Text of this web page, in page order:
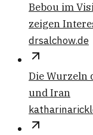
Bebou im
zeigen
drsalchow.de
Die Wurzeln
und Iran